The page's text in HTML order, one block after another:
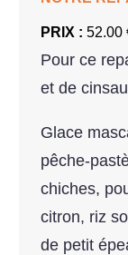
PRIX : 52.00
Pour ce
et de
Glace
pêche-
chiches,
citron, riz
de petit